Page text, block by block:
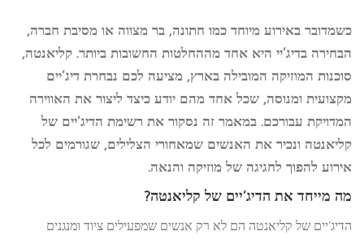
כשמדובר באירוע מיוחד כמו חתונה, בר מצווה או מסיבת חברה,
הבחירה בדיג’יי היא אחד מההחלטות החשובות ביותר. קליאנטה,
סוכנות המוזיקה המובילה בארץ, מציעה לכם נבחרת דיג’יים
מקצועית ומנוסה, שכל אחד מהם יודע כיצד ליצור את האווירה
המדויקת עבורכם. במאמר זה נסקור את רשימת הדיג’יים של
קליאנטה ונכיר את האנשים שמאחורי הצלילים, שגורמים לכל
אירוע להפוך לחגיגה של מוזיקה והנאה.
מה מייחד את הדיג’יים של קליאנטה?
הדיג’יים של קליאנטה הם לא רק אנשים שמפעילים ציוד ומנגנים